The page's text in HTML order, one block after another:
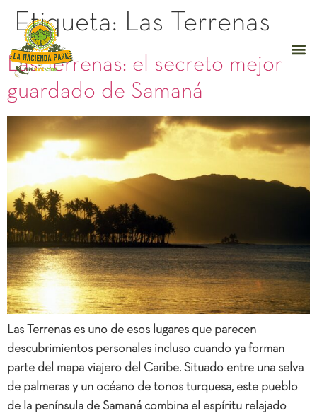
Etiqueta: Las Terrenas
Las Terrenas: el secreto mejor
guardado de Samaná
Las Terrenas es uno de esos lugares que parecen
descubrimientos personales incluso cuando ya forman
parte del mapa viajero del Caribe. Situado entre una selva
de palmeras y un océano de tonos turquesa, este pueblo
de la península de Samaná combina el espíritu relajado